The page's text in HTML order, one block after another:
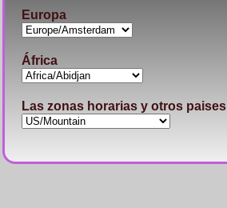
Europa
África
Las zonas horarias y otros paises